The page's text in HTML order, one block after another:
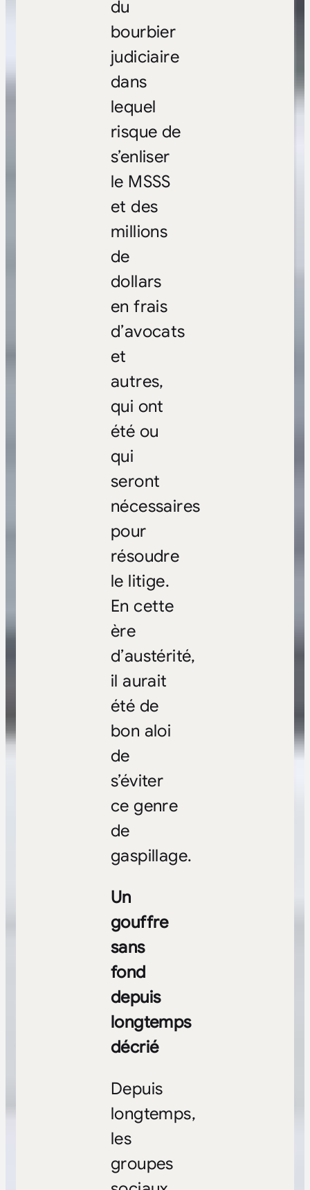
du
bourbier
judiciaire
dans
lequel
risque de
s’enliser
le MSSS
et des
millions
de
dollars
en frais
d’avocats
et
autres,
qui ont
été ou
qui
seront
nécessaires
pour
résoudre
le litige.
En cette
ère
d’austérité,
il aurait
été de
bon aloi
de
s’éviter
ce genre
de
gaspillage.
Un
gouffre
sans
fond
depuis
longtemps
décrié
Depuis
longtemps,
les
groupes